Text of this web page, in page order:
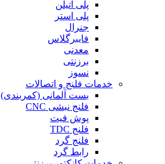
پلی اتیلن
پلی استر
جنرال
فایبرگلاس
معدنی
برزنتی
نسوز
خدمات فلنج و اتصالات
بست آلمانی (کمربندی)
فلنج نبشی CNC
پوش فیت
فلنج TDC
فلنج گرد
رابط گرد